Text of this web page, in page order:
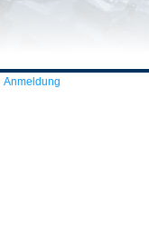
Anmeldung